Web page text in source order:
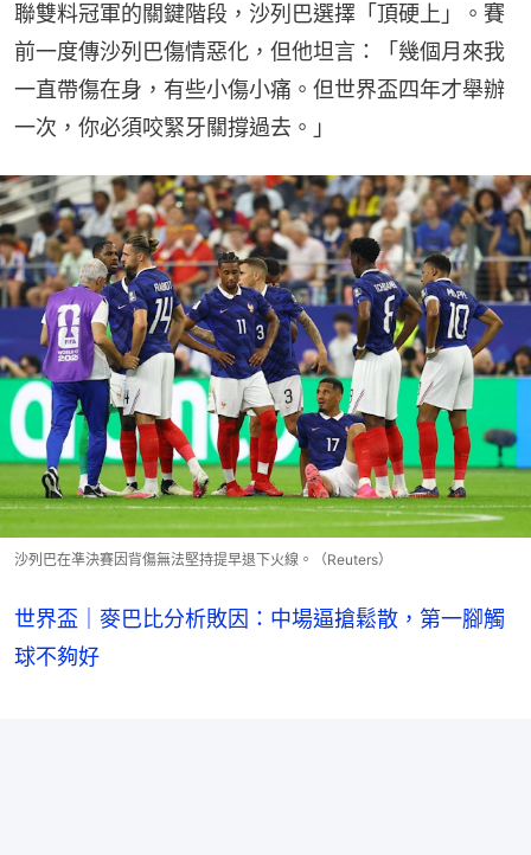
聯雙料冠軍的關鍵階段，沙列巴選擇「頂硬上」。賽
前一度傳沙列巴傷情惡化，但他坦言：「幾個月來我
一直帶傷在身，有些小傷小痛。但世界盃四年才舉辦
一次，你必須咬緊牙關撐過去。」
沙列巴在凖決賽因背傷無法堅持提早退下火線。（Reuters）
世界盃｜麥巴比分析敗因：中場逼搶鬆散，第一腳觸
球不夠好